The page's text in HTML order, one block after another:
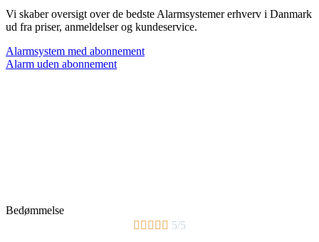
Vi skaber oversigt over de bedste Alarmsystemer erhverv i Danmark
ud fra priser, anmeldelser og kundeservice.
Alarmsystem med abonnement
Alarm uden abonnement
Bedømmelse
     5/5